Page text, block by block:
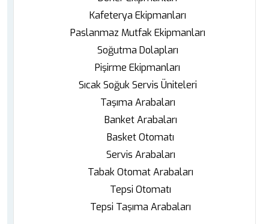
Kafeterya Ekipmanları
Paslanmaz Mutfak Ekipmanları
Soğutma Dolapları
Pişirme Ekipmanları
Sıcak Soğuk Servis Üniteleri
Taşıma Arabaları
Banket Arabaları
Basket Otomatı
Servis Arabaları
Tabak Otomat Arabaları
Tepsi Otomatı
Tepsi Taşıma Arabaları